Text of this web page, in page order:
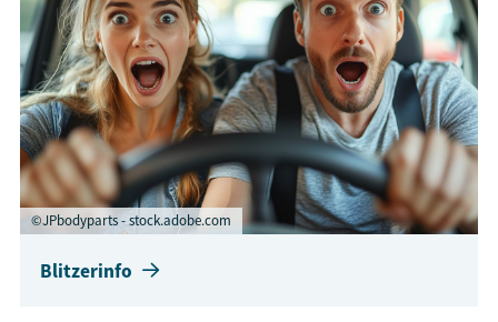
©JPbodyparts - stock.adobe.com
Blitzerinfo